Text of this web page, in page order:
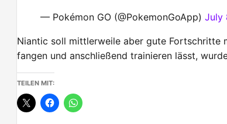
— Pokémon GO (@PokemonGoApp) July
Niantic soll mittlerweile aber gute Fortschritte
fangen und anschließend trainieren lässt,
TEILEN MIT: